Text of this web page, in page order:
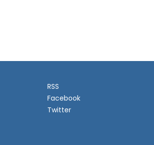
RSS
Facebook
Twitter